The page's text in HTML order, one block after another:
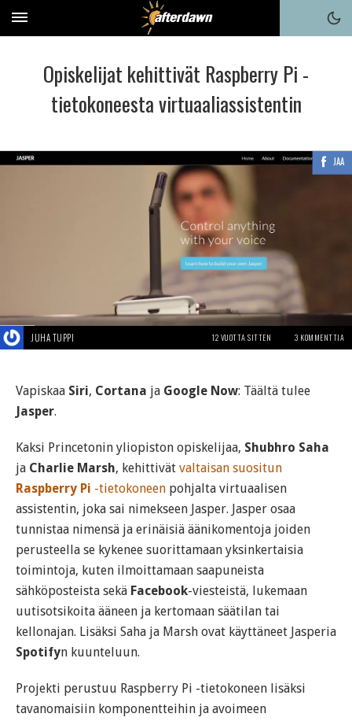
Opiskelijat kehittivät Raspberry Pi -
tietokoneesta virtuaaliassistentin
JAA
JUHA TUPPI 12 VUOTTA SITTEN 3 KOMMENTTIA
Vapiskaa Siri, Cortana ja Google Now: Täältä tulee
Jasper.
Kaksi Princetonin yliopiston opiskelijaa, Shubhro Saha
ja Charlie Marsh, kehittivät valtaisan suositun
Raspberry Pi -tietokoneen pohjalta virtuaalisen
assistentin, joka sai nimekseen Jasper. Jasper osaa
tunnistaa nimensä ja erinäisiä äänikomentoja joiden
perusteella se kykenee suorittamaan yksinkertaisia
toimintoja, kuten ilmoittamaan saapuneista
sähköposteista sekä Facebook-viesteistä, lukemaan
uutisotsikoita ääneen ja kertomaan säätilan tai
kellonajan. Lisäksi Saha ja Marsh ovat käyttäneet Jasperia
Spotifyn kuunteluun.
Projekti perustuu Raspberry Pi -tietokoneen lisäksi
tavanomaisiin komponentteihin ja avoimeen